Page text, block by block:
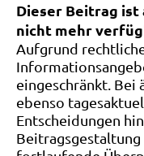
Dieser Beitrag ist
nicht mehr
Aufgrund
eingeschränkt. Bei
ebenso
Entscheidungen